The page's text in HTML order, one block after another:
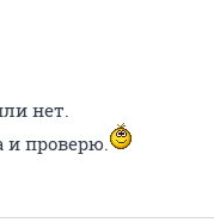
нет.
и проверю.